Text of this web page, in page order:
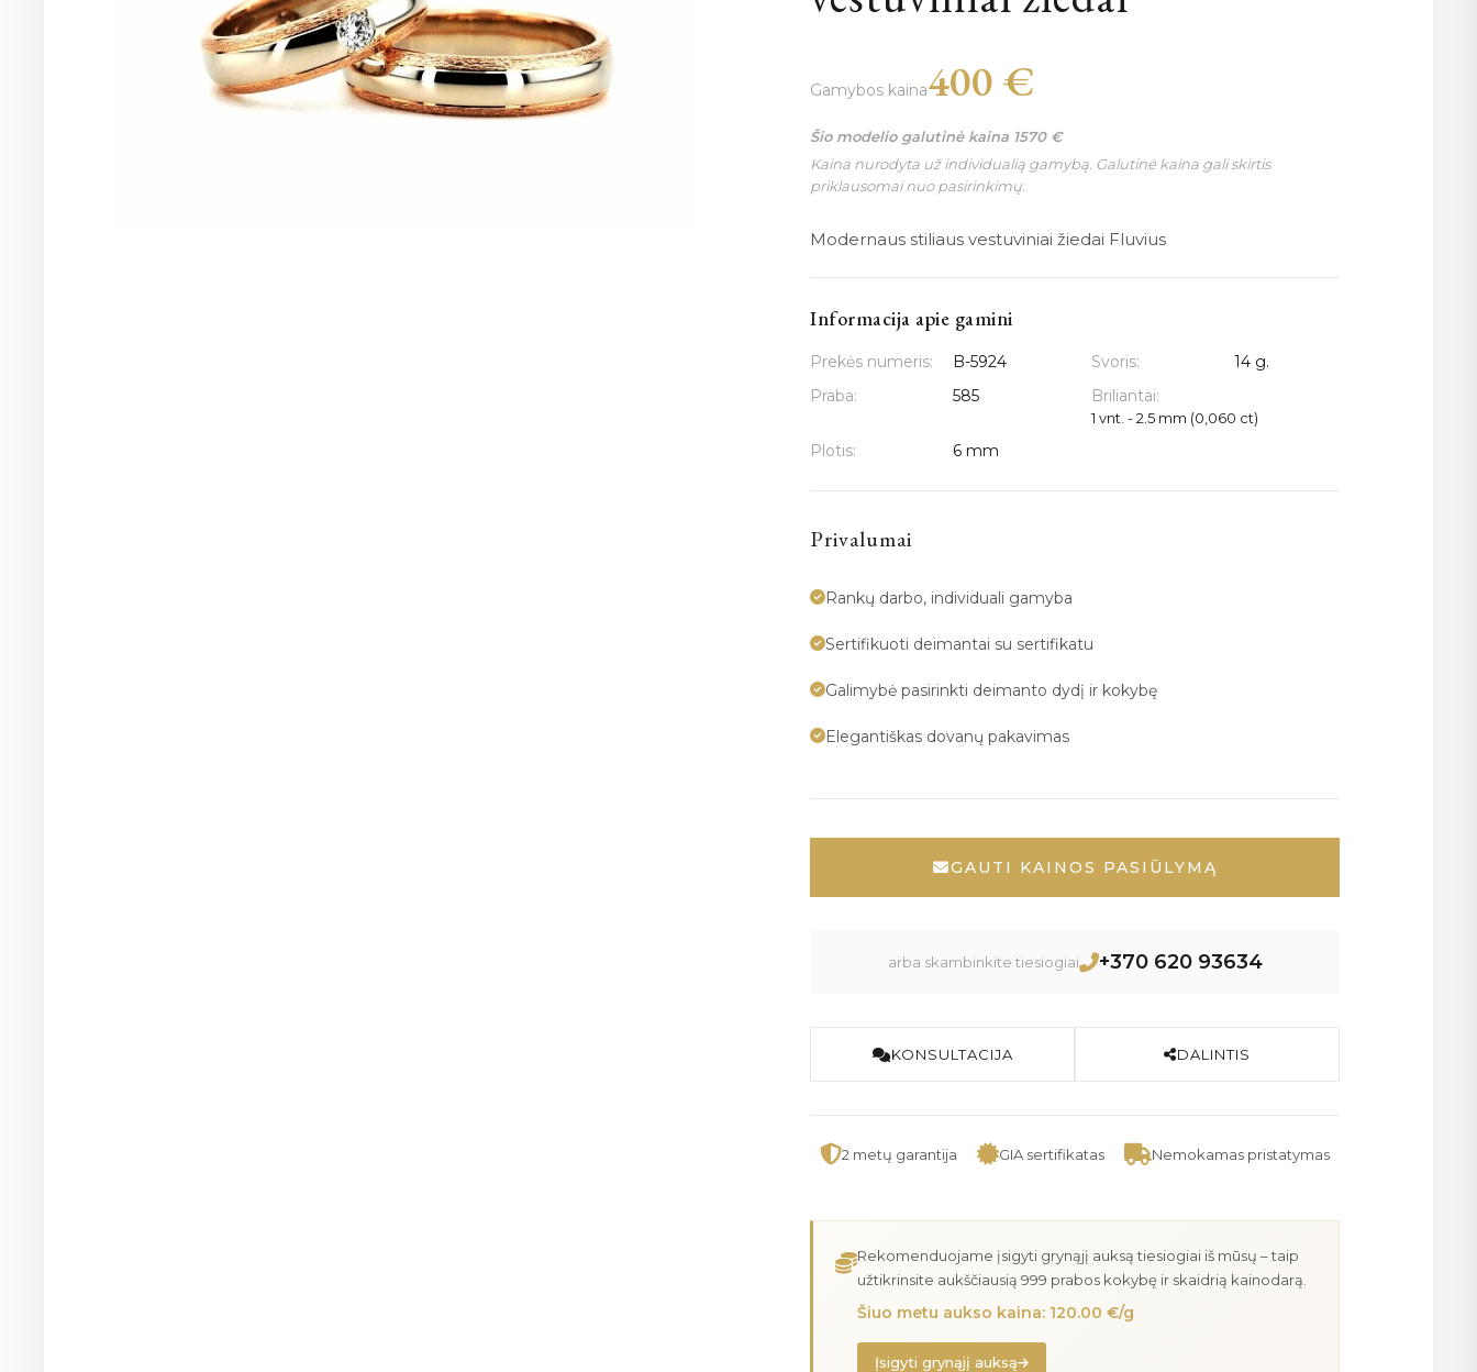
Gamybos kaina400 €
Šio modelio galutinė kaina 1570 €
Kaina nurodyta už individualią gamybą. Galutinė kaina gali skirtis
priklausomai nuo pasirinkimų.
Modernaus stiliaus vestuviniai žiedai Fluvius
Informacija apie gamini
Prekės numeris: B-5924 Svoris:
14 g.
Praba:
585 Briliantai:
1 vnt. - 2.5 mm (0,060 ct)
Plotis: 6 mm
Privalumai
Rankų darbo, individuali gamyba
Sertifikuoti deimantai su sertifikatu
Galimybė pasirinkti deimanto dydį ir kokybę
Elegantiškas dovanų pakavimas
GAUTI KAINOS PASIŪLYMĄ
arba skambinkite tiesiogiai +370 620 93634
KONSULTACIJA DALINTIS
2 metų garantija GIA sertifikatas Nemokamas pristatymas
Rekomenduojame įsigyti grynąjį auksą tiesiogiai iš mūsų – taip
užtikrinsite aukščiausią 999 prabos kokybę ir skaidrią kainodarą.
Šiuo metu aukso kaina: 120.00 €/g
Įsigyti grynąjį auksą